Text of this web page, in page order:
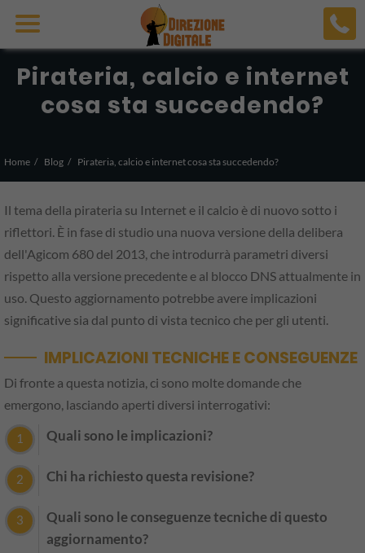
Pirateria, calcio e internet
cosa sta succedendo?
Home Blog Pirateria, calcio e internet cosa sta succedendo?
Il tema della pirateria su Internet e il calcio è di nuovo sotto i
riflettori. È in fase di studio una nuova versione della delibera
dell'Agicom 680 del 2013, che introdurrà parametri diversi
rispetto alla versione precedente e al blocco DNS attualmente in
uso. Questo aggiornamento potrebbe avere implicazioni
significative sia dal punto di vista tecnico che per gli utenti.
IMPLICAZIONI TECNICHE E CONSEGUENZE
Di fronte a questa notizia, ci sono molte domande che
emergono, lasciando aperti diversi interrogativi:
Quali sono le implicazioni?
Chi ha richiesto questa revisione?
Quali sono le conseguenze tecniche di questo
aggiornamento?